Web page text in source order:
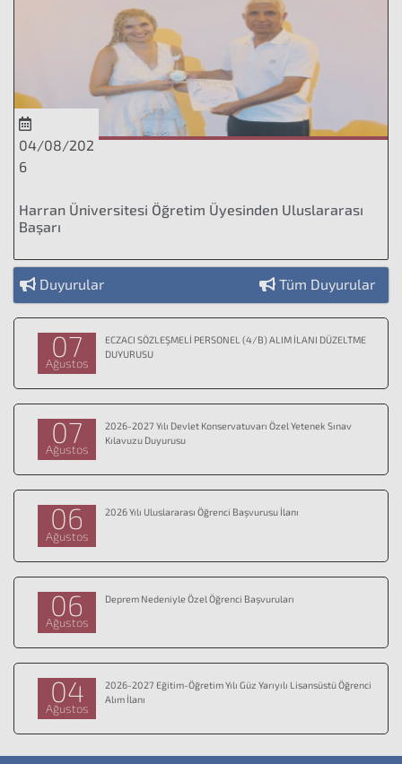
04/08/202
6
Harran Üniversitesi Öğretim Üyesinden Uluslararası
Başarı
Duyurular Tüm Duyurular
07
Ağustos
ECZACI SÖZLEŞMELİ PERSONEL (4/B) ALIM İLANI DÜZELTME
DUYURUSU
07
Ağustos
2026-2027 Yılı Devlet Konservatuvarı Özel Yetenek Sınav
Kılavuzu Duyurusu
06
Ağustos
2026 Yılı Uluslararası Öğrenci Başvurusu İlanı
06
Ağustos
Deprem Nedeniyle Özel Öğrenci Başvuruları
04
Ağustos
2026-2027 Eğitim-Öğretim Yılı Güz Yarıyılı Lisansüstü Öğrenci
Alım İlanı